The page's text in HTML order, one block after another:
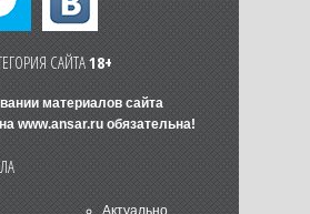
САЙТА18+
материалов сайта
www.ansar.ruобязательна!
Актуально